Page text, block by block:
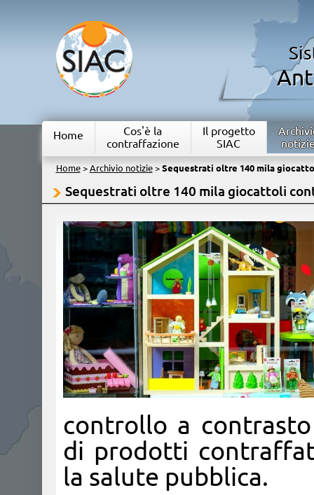
Home
Cos'è la
contraffazione
Il progetto
SIAC
Home> Archivio notizie> Sequestrati oltre 140 mila
Sequestrati oltre 140 mila giocattoli
controllo a
di prodotti
la salute pubblica.